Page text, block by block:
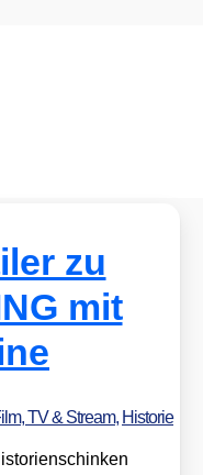
zu
mit
TV & Stream, Historie